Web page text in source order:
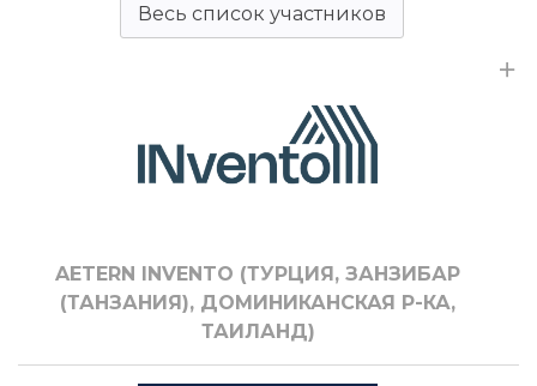
Весь список участников
AETERN INVENTO (ТУРЦИЯ, ЗАНЗИБАР
(ТАНЗАНИЯ), ДОМИНИКАНСКАЯ Р-КА,
ТАИЛАНД)